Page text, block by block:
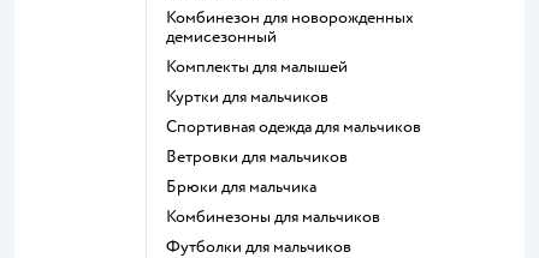
Комбинезон для новорожденных
демисезонный
Комплекты для малышей
Куртки для мальчиков
Спортивная одежда для мальчиков
Ветровки для мальчиков
Брюки для мальчика
Комбинезоны для мальчиков
Футболки для мальчиков